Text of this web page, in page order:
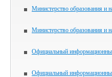
Министерство образования и
Министерство образования и
Официальный
Официальный